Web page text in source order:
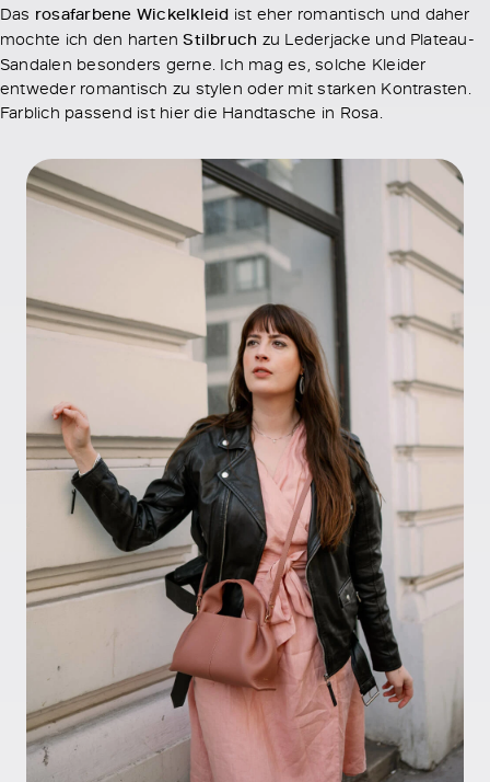
Das rosafarbene Wickelkleid ist eher romantisch und daher
mochte ich den hartenStilbruch zu Lederjacke und Plateau-
Sandalen besonders gerne. Ich mag es, solche Kleider
entweder romantisch zu stylen oder mit starken Kontrasten.
Farblich passend ist hier die Handtasche in Rosa.